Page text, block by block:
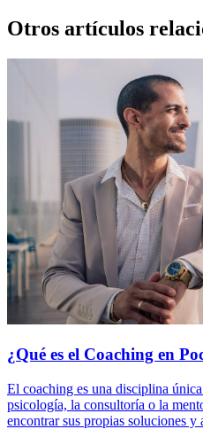
Otros artículos
¿Qué es el Coaching en
El coaching es una disciplina
psicología, la consultoría o la
encontrar sus propias soluciones y